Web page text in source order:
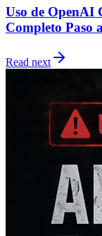
Uso de OpenAI
Completo Paso
Read next